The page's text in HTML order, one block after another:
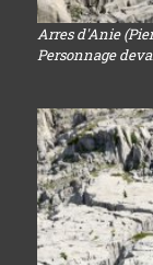
Arres d'Anie
Personnage